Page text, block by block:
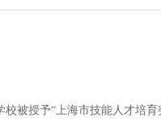
被授予“上海市技能人才培育